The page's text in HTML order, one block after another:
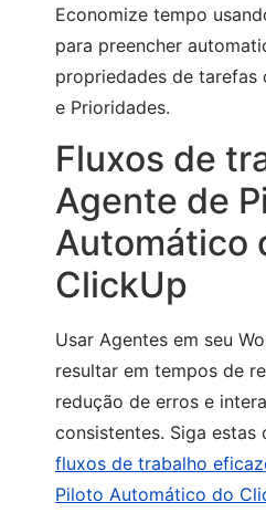
Economize tempo
para preencher
propriedades de tarefas
e Prioridades.
Fluxos de
Agente de
Automático
ClickUp
Usar Agentes em seu
resultar em tempos de
redução de erros e
consistentes. Siga estas
fluxos de trabalho
Piloto Automático do